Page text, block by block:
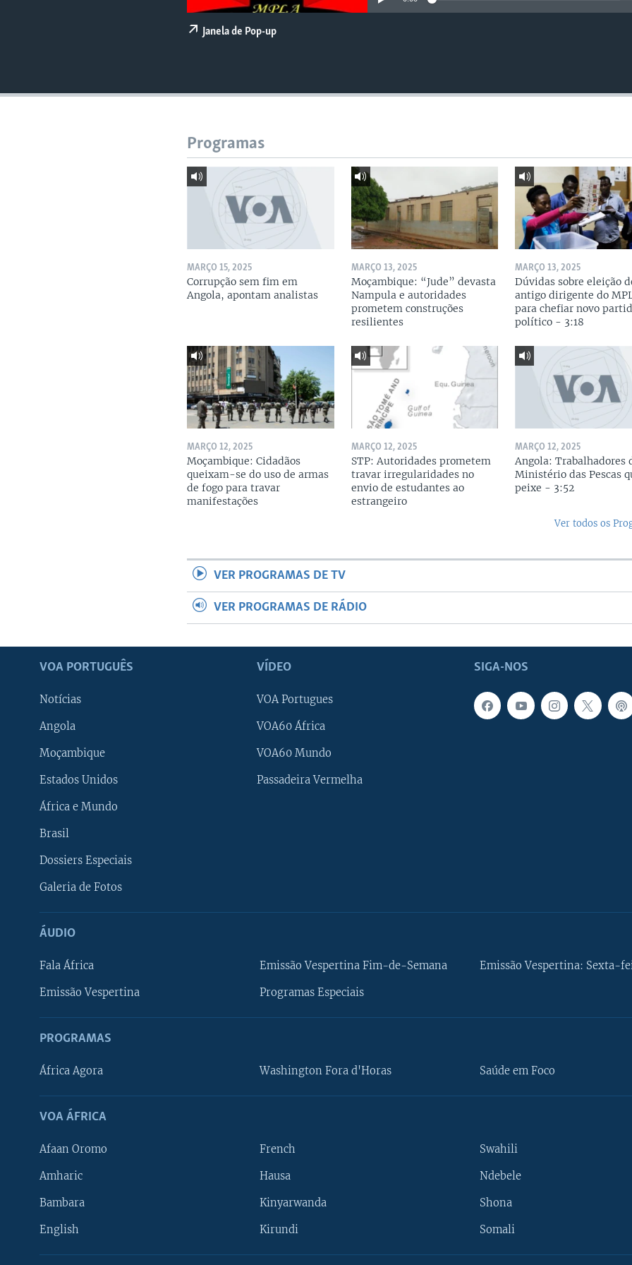
Janela de Pop-up
Programas
MARÇO 15, 2025
Corrupção sem fim em
Angola, apontam analistas
MARÇO 13, 2025
Moçambique: “Jude” devasta
Nampula e autoridades
prometem construções
resilientes
MARÇO 13, 2025
Dúvidas sobre eleição
antigo dirigente do
para chefiar novo
político - 3:18
MARÇO 12, 2025
Moçambique: Cidadãos
queixam-se do uso de armas
de fogo para travar
manifestações
MARÇO 12, 2025
STP: Autoridades prometem
travar irregularidades no
envio de estudantes ao
estrangeiro
MARÇO 12, 2025
Angola: Trabalhadores
Ministério das Pescas
peixe - 3:52
Ver todos os
VER PROGRAMAS DE TV
VER PROGRAMAS DE RÁDIO
SIGA-NOS
VOA PORTUGUÊS
Notícias
Angola
Moçambique
Estados Unidos
África e Mundo
Brasil
Dossiers Especiais
Galeria de Fotos
VÍDEO
VOA Portugues
VOA60 África
VOA60 Mundo
Passadeira Vermelha
ÁUDIO
Fala África
Emissão Vespertina
Emissão Vespertina Fim-de-Semana
Programas Especiais
Emissão Vespertina: Sexta-
PROGRAMAS
África Agora Washington Fora d'Horas Saúde em Foco
VOA ÁFRICA
Afaan Oromo
Amharic
Bambara
English
French
Hausa
Kinyarwanda
Kirundi
Swahili
Ndebele
Shona
Somali